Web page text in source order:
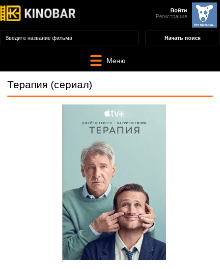
Войти
Регистрация
Меню
Терапия (сериал)